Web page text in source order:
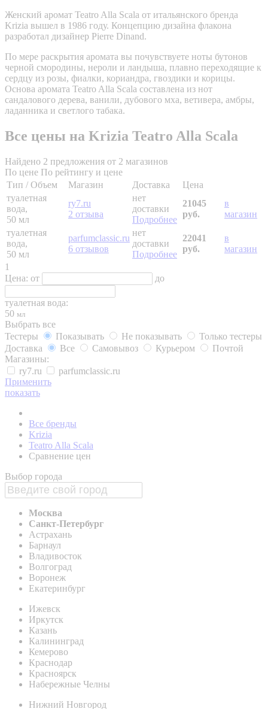
Женский аромат Teatro Alla Scala от итальянского бренда
Krizia вышел в 1986 году. Концепцию дизайна флакона
разработал дизайнер Pierre Dinand.
По мере раскрытия аромата вы почувствуете ноты бутонов
черной смородины, нероли и ландыша, плавно переходящие к
сердцу из розы, фиалки, кориандра, гвоздики и корицы.
Основа аромата Teatro Alla Scala составлена из нот
сандалового дерева, ванили, дубового мха, ветивера, амбры,
ладанника и светлого табака.
Все цены на Krizia Teatro Alla Scala
Найдено 2 предложения от 2 магазинов
По цене По рейтингу и цене
Тип / Объем
Магазин Доставка
Цена
туалетная
вода,
50 мл
ry7.ru
2 отзыва
нет
доставки
Подробнее
21045
руб.
в
магазин
туалетная
вода,
50 мл
parfumclassic.ru
6 отзывов
нет
доставки
Подробнее
22041
руб.
в
магазин
1
Цена: от до
туалетная вода:
50 мл
Выбрать все
Тестеры
Показывать Не показывать
Только тестеры
Доставка
Все Самовывоз Курьером
Почтой
Магазины:
ry7.ru
parfumclassic.ru
Применить
показать
Все бренды
Krizia
Teatro Alla Scala
Сравнение цен
Выбор города
Москва
Санкт-Петербург
Астрахань
Барнаул
Владивосток
Волгоград
Воронеж
Екатеринбург
Ижевск
Иркутск
Казань
Калининград
Кемерово
Краснодар
Красноярск
Набережные Челны
Нижний Новгород